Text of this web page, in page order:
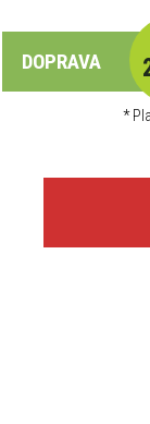
DOPRAVA
*